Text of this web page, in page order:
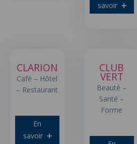
savoir
CLARION
Café – Hôtel
– Restaurant
En
savoir
CLUB
VERT
Beauté –
Santé –
Forme